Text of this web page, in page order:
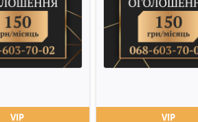
VIP VIP